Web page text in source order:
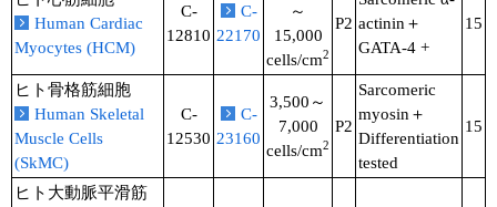
Human Cardiac
Myocytes (HCM)
C-
12810
C-
22170
～
15,000
cells/cm2
P2 actinin＋
GATA-4 +
15
ヒト骨格筋細胞
Human Skeletal
Muscle Cells
(SkMC)
C-
12530
C-
23160
3,500～
7,000
cells/cm2
P2
Sarcomeric
myosin＋
Differentiation
tested
15
ヒト大動脈平滑筋